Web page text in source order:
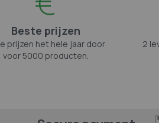
Beste prijzen
prijzen het hele jaar door
voor 5000 producten.
2